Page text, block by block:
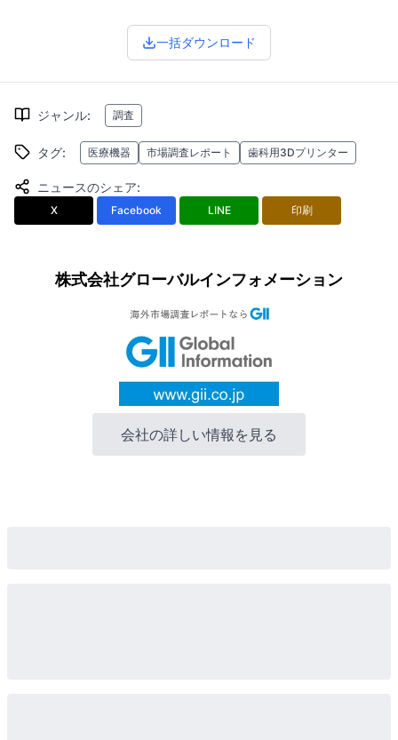
一括ダウンロード
ジャンル: 調査
タグ: 医療機器 市場調査レポート 歯科用3Dプリンター
ニュースのシェア:
X Facebook LINE 印刷
株式会社グローバルインフォメーション
会社の詳しい情報を見る